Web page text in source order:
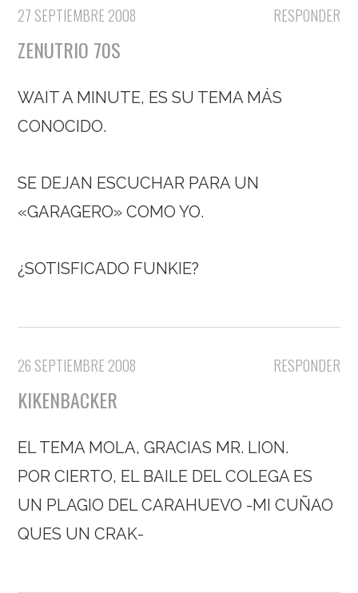
RESPONDER
27 SEPTIEMBRE 2008
ZENUTRIO 70S
WAIT A MINUTE, ES SU TEMA MÁS
CONOCIDO.
SE DEJAN ESCUCHAR PARA UN
«GARAGERO» COMO YO.
¿SOTISFICADO FUNKIE?
RESPONDER
26 SEPTIEMBRE 2008
KIKENBACKER
EL TEMA MOLA, GRACIAS MR. LION.
POR CIERTO, EL BAILE DEL COLEGA ES
UN PLAGIO DEL CARAHUEVO -MI CUÑAO
QUES UN CRAK-